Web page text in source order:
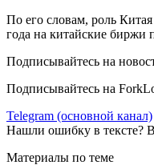
По его словам, роль
года на китайские биржи
Подписывайтесь на
Подписывайтесь на
Telegram (основной канал)
Нашли ошибку в тексте?
Материалы по теме